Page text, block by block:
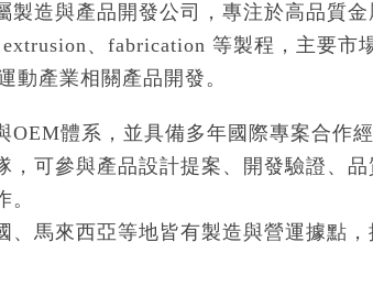
製造與產品開發公司，專注於高品質
、fabrication 等製程，主要市
動產業相關產品開發。
OEM體系，並具備多年國際專案合作
，可參與產品設計提案、開發驗證、
、馬來西亞等地皆有製造與營運據點